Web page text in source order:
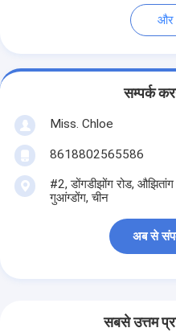
और
सम्पर्क
Miss. Chloe
8618802565586
#2, डोंगडीझोंग रोड,
गुआंग्डोंग, चीन
अब से
सबसे उत्तम